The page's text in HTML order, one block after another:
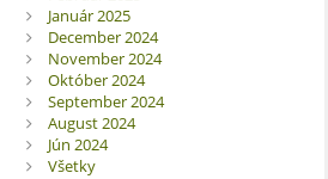
Január 2025
December 2024
November 2024
Október 2024
September 2024
August 2024
Jún 2024
Všetky